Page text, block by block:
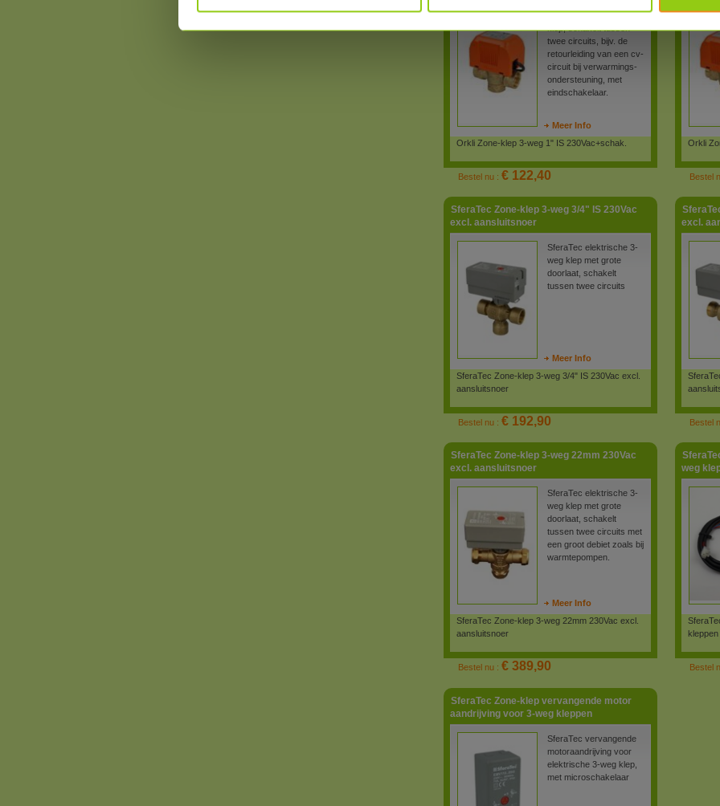
Orkli elektrische 3-weg
klep, schakelt tussen
twee circuits, bijv. de
retourleiding van een cv-
circuit bij verwarmings-
ondersteuning, met
eindschakelaar.
Meer Info
Orkli Zone-klep 3-weg 1" IS 230Vac+schak.
Bestel nu : € 122,40
Orkli
Bestel
SferaTec Zone-klep 3-weg 3/4" IS 230Vac
excl. aansluitsnoer
SferaTec elektrische 3-
weg klep met grote
doorlaat, schakelt
tussen twee circuits
Meer Info
SferaTec Zone-klep 3-weg 3/4" IS 230Vac excl.
aansluitsnoer
Bestel nu : € 192,90
excl.
Bestel
SferaTec Zone-klep 3-weg 22mm 230Vac
excl. aansluitsnoer
SferaTec elektrische 3-
weg klep met grote
doorlaat, schakelt
tussen twee circuits met
een groot debiet zoals bij
warmtepompen.
Meer Info
SferaTec Zone-klep 3-weg 22mm 230Vac excl.
aansluitsnoer
Bestel nu : € 389,90
weg
kleppen
Bestel
SferaTec Zone-klep vervangende motor
aandrijving voor 3-weg kleppen
SferaTec vervangende
motoraandrijving voor
elektrische 3-weg klep,
met microschakelaar